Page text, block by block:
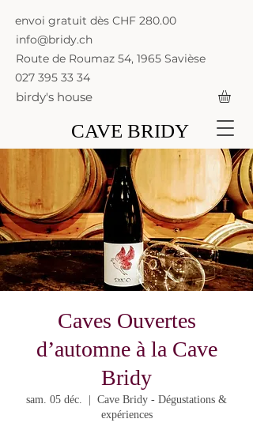
CAVE BRIDY
envoi gratuit dès CHF 280.00
027 395 33 34
Route de Roumaz 54, 1965 Savièse
info@bridy.ch
birdy's house
Caves Ouvertes
d’automne à la Cave
Bridy
sam. 05 déc.
  |
Cave Bridy - Dégustations &
expériences